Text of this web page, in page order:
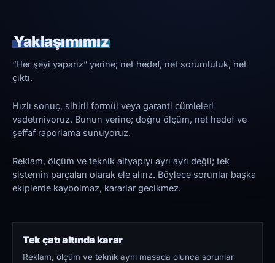
Yaklaşımımız
“Her şeyi yaparız” yerine; net hedef, net sorumluluk, net
çıktı.
Hızlı sonuç, sihirli formül veya garanti cümleleri
vadetmiyoruz. Bunun yerine; doğru ölçüm, net hedef ve
şeffaf raporlama sunuyoruz.
Reklam, ölçüm ve teknik altyapıyı ayrı ayrı değil; tek
sistemin parçaları olarak ele alırız. Böylece sorunlar başka
ekiplerde kaybolmaz, kararlar gecikmez.
Tek çatı altında karar
Reklam, ölçüm ve teknik aynı masada olunca sorunlar